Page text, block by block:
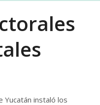
Yucatán instaló los